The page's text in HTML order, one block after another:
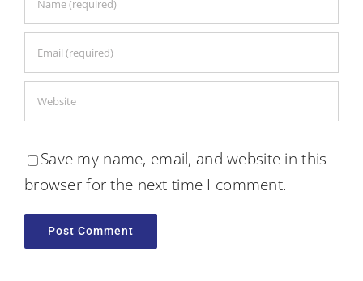
Save my name, email, and website in this
browser for the next time I comment.